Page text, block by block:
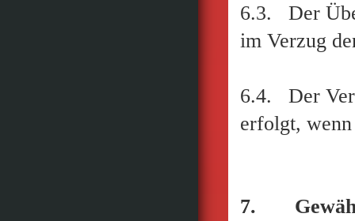
6.3. Der
im Verzug
6.4. Der
erfolgt,
7.